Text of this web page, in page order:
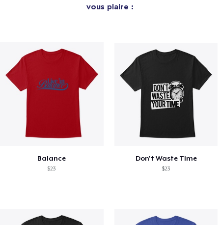
vous plaire :
Balance
$23
Don't Waste Time
$23